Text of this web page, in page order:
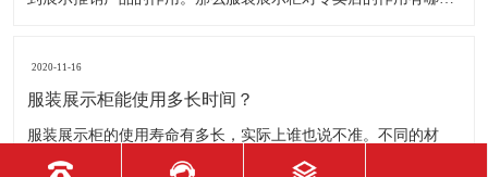
陈列展示商品。把商品的风采展现在消费者面前，使消费者对商
2020-11-16
服装展示柜能使用多长时间？
服装展示柜的使用寿命有多长，实际上谁也说不准。不同的材